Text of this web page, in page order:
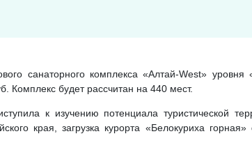
санаторного комплекса «Алтай-West» уровня
Комплекс будет рассчитан на 440 мест.
к изучению потенциала туристической
края, загрузка курорта «Белокуриха горная»